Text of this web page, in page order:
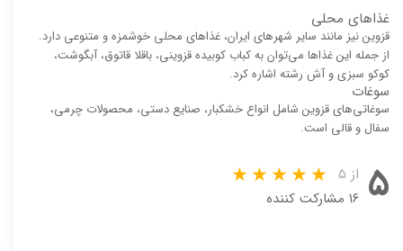
غذاهای محلی
قزوین نیز مانند سایر شهرهای ایران، غذاهای محلی خوشمزه و متنوعی دارد.
از جمله این غذاها می‌توان به کباب کوبیده قزوینی، باقلا قاتوق، آبگوشت،
کوکو سبزی و آش رشته اشاره کرد.
سوغات
سوغاتی‌های قزوین شامل انواع خشکبار، صنایع دستی، محصولات چرمی،
سفال و قالی است.
۵ از ۵
۱۶ مشارکت کننده